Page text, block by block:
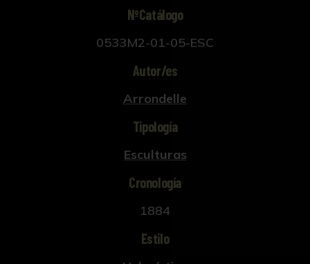
NºCatálogo
0533M2-01-05-ESC
Autor/es
Arrondelle
Tipología
Esculturas
Cronología
1884
Estilo